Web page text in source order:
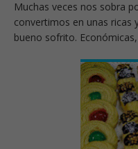
Muchas veces nos sobra
convertimos en unas ricas
bueno sofrito.